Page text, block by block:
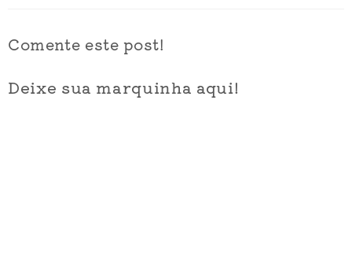
Comente este post!
Deixe sua marquinha aqui!